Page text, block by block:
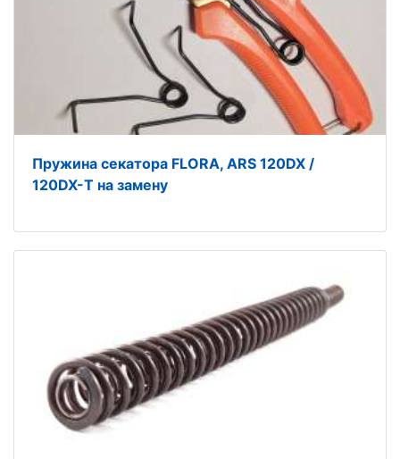
Пружина секатора FLORA, ARS 120DX /
120DX-T на замену